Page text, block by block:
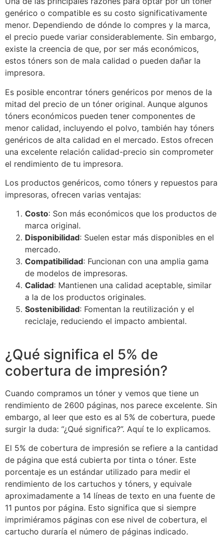
genérico o compatible es su costo significativamente
menor. Dependiendo de dónde lo compres y la marca,
el precio puede variar considerablemente. Sin embargo,
existe la creencia de que, por ser más económicos,
estos tóners son de mala calidad o pueden dañar la
impresora.
Es posible encontrar tóners genéricos por menos de la
mitad del precio de un tóner original. Aunque algunos
tóners económicos pueden tener componentes de
menor calidad, incluyendo el polvo, también hay tóners
genéricos de alta calidad en el mercado. Estos ofrecen
una excelente relación calidad-precio sin comprometer
el rendimiento de tu impresora.
Los productos genéricos, como tóners y repuestos para
impresoras, ofrecen varias ventajas:
Costo: Son más económicos que los productos de
marca original.
Disponibilidad: Suelen estar más disponibles en el
mercado.
Compatibilidad: Funcionan con una amplia gama
de modelos de impresoras.
Calidad: Mantienen una calidad aceptable, similar
a la de los productos originales.
Sostenibilidad: Fomentan la reutilización y el
reciclaje, reduciendo el impacto ambiental.
¿Qué significa el 5% de
cobertura de impresión?
Cuando compramos un tóner y vemos que tiene un
rendimiento de 2600 páginas, nos parece excelente. Sin
embargo, al leer que esto es al 5% de cobertura, puede
surgir la duda: “¿Qué significa?”. Aquí te lo explicamos.
El 5% de cobertura de impresión se refiere a la cantidad
de página que está cubierta por tinta o tóner. Este
porcentaje es un estándar utilizado para medir el
rendimiento de los cartuchos y tóners, y equivale
aproximadamente a 14 líneas de texto en una fuente de
11 puntos por página. Esto significa que si siempre
imprimiéramos páginas con ese nivel de cobertura, el
cartucho duraría el número de páginas indicado.